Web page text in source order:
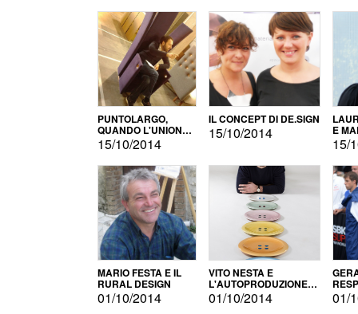
PUNTOLARGO,
QUANDO L'UNIONE
FA LA FORZA E
VINCE
15/10/2014
IL CONCEPT DI DE.SIGN
15/10/2014 E
15/
MARIO FESTA E IL
RURAL DESIGN
01/10/2014
VITO NESTA E
L'AUTOPRODUZIONE
COME RECUPERO DEI
SIMBOLI
01/10/2014 01/